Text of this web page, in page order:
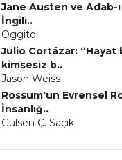
Jane Austen ve Adab-
İngili..
Oggito
Julio Cortázar: “Hayat
kimsesiz b..
Jason Weiss
Rossum'un Evrensel
İnsanlığ..
Gülsen Ç. Saçık